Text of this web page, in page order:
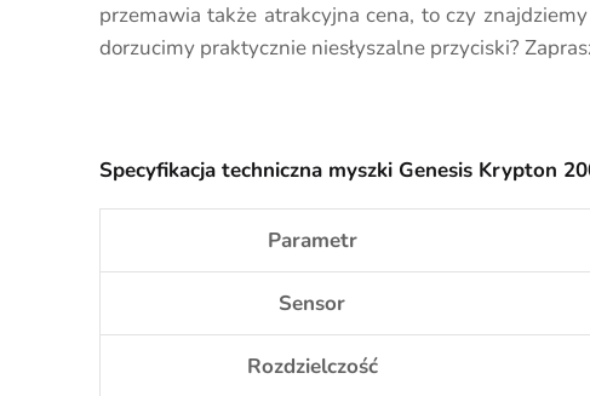
przemawia także atrakcyjna cena, to czy
dorzucimy praktycznie niesłyszalne przyciski?
Specyfikacja techniczna myszki Genesis Krypton
Parametr
Sensor
Rozdzielczość